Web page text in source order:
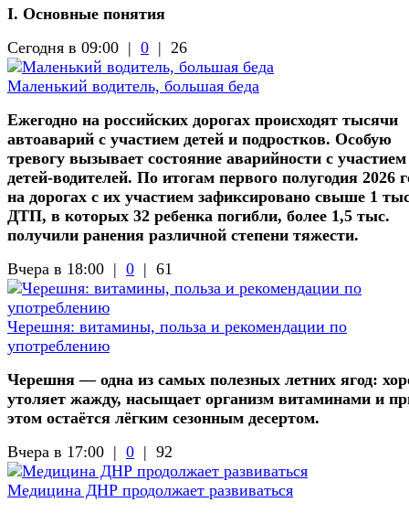
I. Основные понятия
Сегодня в 09:00 | 0 | 26
Маленький водитель, большая беда
Ежегодно на российских дорогах происходят тысячи
автоаварий с участием детей и подростков. Особую
тревогу вызывает состояние аварийности с участием
детей-водителей. По итогам первого полугодия 2026
на дорогах с их участием зафиксировано свыше 1
ДТП, в которых 32 ребенка погибли, более 1,5 тыс.
получили ранения различной степени тяжести.
Вчера в 18:00 | 0 | 61
Черешня: витамины, польза и рекомендации по
употреблению
Черешня — одна из самых полезных летних ягод:
утоляет жажду, насыщает организм витаминами и
этом остаётся лёгким сезонным десертом.
Вчера в 17:00 | 0 | 92
Медицина ДНР продолжает развиваться